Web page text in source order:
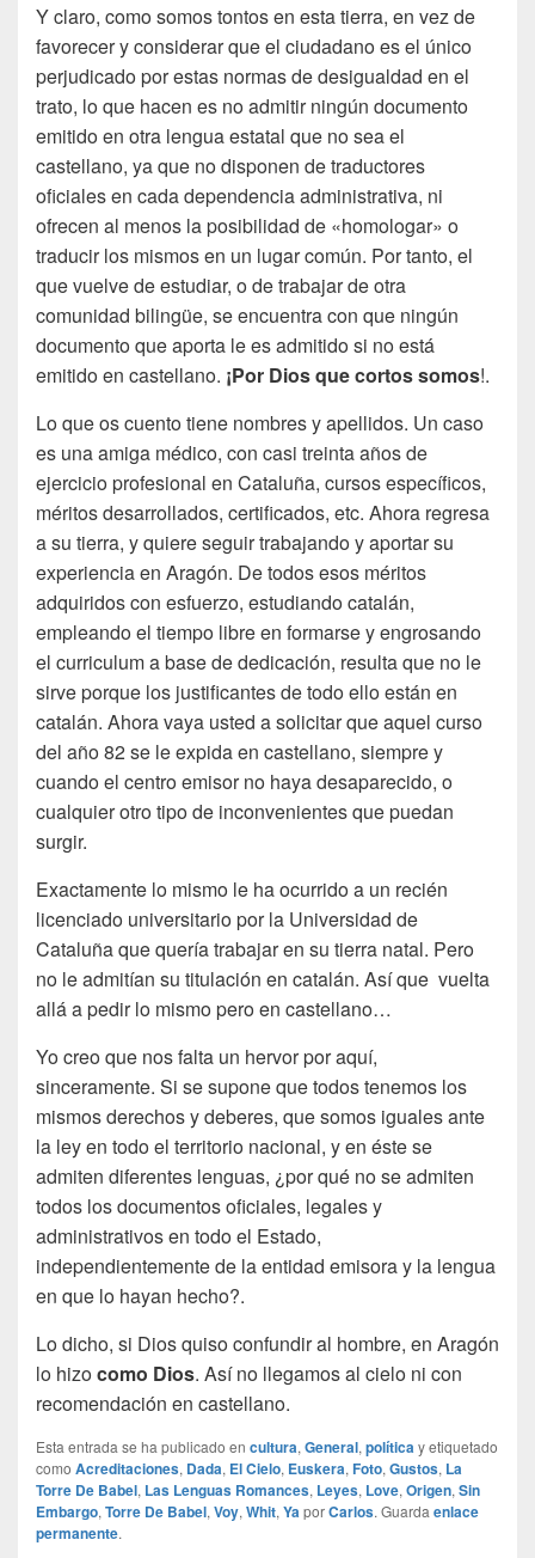
Y claro, como somos tontos en esta tierra, en vez de
favorecer y considerar que el ciudadano es el único
perjudicado por estas normas de desigualdad en el
trato, lo que hacen es no admitir ningún documento
emitido en otra lengua estatal que no sea el
castellano, ya que no disponen de traductores
oficiales en cada dependencia administrativa, ni
ofrecen al menos la posibilidad de «homologar» o
traducir los mismos en un lugar común. Por tanto, el
que vuelve de estudiar, o de trabajar de otra
comunidad bilingüe, se encuentra con que ningún
documento que aporta le es admitido si no está
emitido en castellano. ¡Por Dios que cortos somos!.
Lo que os cuento tiene nombres y apellidos. Un caso
es una amiga médico, con casi treinta años de
ejercicio profesional en Cataluña, cursos específicos,
méritos desarrollados, certificados, etc. Ahora regresa
a su tierra, y quiere seguir trabajando y aportar su
experiencia en Aragón. De todos esos méritos
adquiridos con esfuerzo, estudiando catalán,
empleando el tiempo libre en formarse y engrosando
el curriculum a base de dedicación, resulta que no le
sirve porque los justificantes de todo ello están en
catalán. Ahora vaya usted a solicitar que aquel curso
del año 82 se le expida en castellano, siempre y
cuando el centro emisor no haya desaparecido, o
cualquier otro tipo de inconvenientes que puedan
surgir.
Exactamente lo mismo le ha ocurrido a un recién
licenciado universitario por la Universidad de
Cataluña que quería trabajar en su tierra natal. Pero
no le admitían su titulación en catalán. Así que vuelta
allá a pedir lo mismo pero en castellano…
Yo creo que nos falta un hervor por aquí,
sinceramente. Si se supone que todos tenemos los
mismos derechos y deberes, que somos iguales ante
la ley en todo el territorio nacional, y en éste se
admiten diferentes lenguas, ¿por qué no se admiten
todos los documentos oficiales, legales y
administrativos en todo el Estado,
independientemente de la entidad emisora y la lengua
en que lo hayan hecho?.
Lo dicho, si Dios quiso confundir al hombre, en Aragón
lo hizocomo Dios. Así no llegamos al cielo ni con
recomendación en castellano.
Esta entrada se ha publicado en cultura, General, políticay etiquetado
como Acreditaciones, Dada, El Cielo, Euskera, Foto, Gustos, La
Torre De Babel, Las Lenguas Romances, Leyes, Love, Origen, Sin
Embargo, Torre De Babel, Voy, Whit, YaporCarlos. Guarda enlace
permanente.